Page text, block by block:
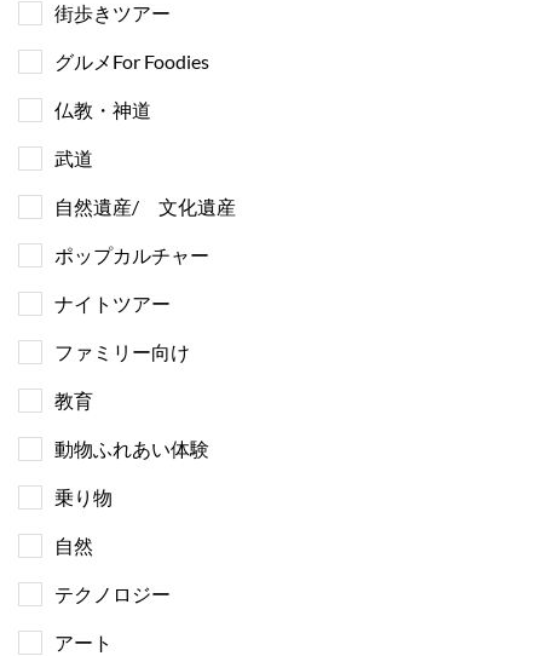
街歩きツアー
グルメFor Foodies
仏教・神道
武道
自然遺産/ 文化遺産
ポップカルチャー
ナイトツアー
ファミリー向け
教育
動物ふれあい体験
乗り物
自然
テクノロジー
アート